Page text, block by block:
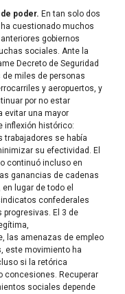
poder. En tan solo dos
cuestionado muchos
gobiernos
sociales. Ante la
Decreto de Seguridad
miles de personas
y aeropuertos, y
por no estar
evitar una mayor
inflexión histórico:
trabajadores se había
su efectividad. El
continuó incluso en
ganancias de cadenas
lugar de todo el
confederales
El 3 de
las amenazas de empleo
este movimiento ha
si la retórica
concesiones. Recuperar
sociales depende